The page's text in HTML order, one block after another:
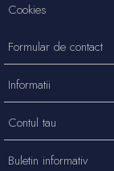
Cookies
Formular de contact
Informatii
Contul tau
Buletin informativ